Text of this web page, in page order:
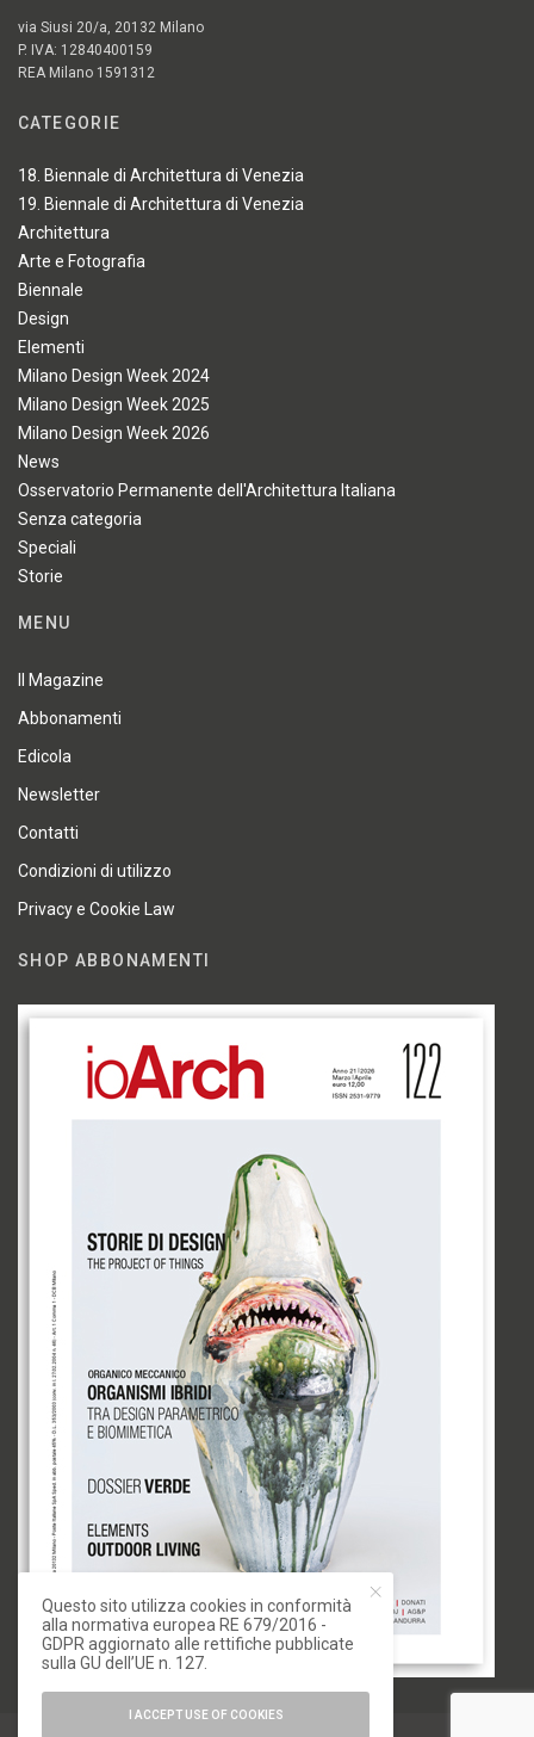
via Siusi 20/a, 20132 Milano
P. IVA: 12840400159
REA Milano 1591312
CATEGORIE
18. Biennale di Architettura di Venezia
19. Biennale di Architettura di Venezia
Architettura
Arte e Fotografia
Biennale
Design
Elementi
Milano Design Week 2024
Milano Design Week 2025
Milano Design Week 2026
News
Osservatorio Permanente dell'Architettura Italiana
Senza categoria
Speciali
Storie
MENU
Il Magazine
Abbonamenti
Edicola
Newsletter
Contatti
Condizioni di utilizzo
Privacy e Cookie Law
SHOP ABBONAMENTI
Questo sito utilizza cookies in conformità
alla normativa europea RE 679/2016 -
GDPR aggiornato alle rettifiche pubblicate
sulla GU dell’UE n. 127.
I ACCEPT USE OF COOKIES